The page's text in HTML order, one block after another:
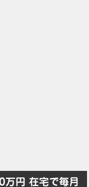
万円 在宅で毎月